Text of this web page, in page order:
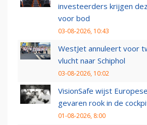
investeerders krijgen
voor bod
03-08-2026, 10:43
WestJet annuleert voor
vlucht naar Schiphol
03-08-2026, 10:02
VisionSafe wijst
gevaren rook in de
01-08-2026, 8:00